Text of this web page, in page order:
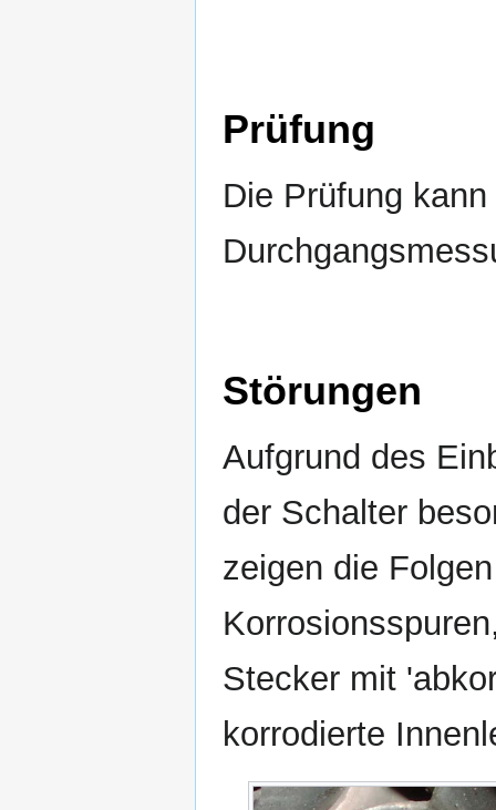
Prüfung
Die Prüfung
Störungen
Aufgrund des
der Schalter
zeigen die
Stecker mit
korrodierte